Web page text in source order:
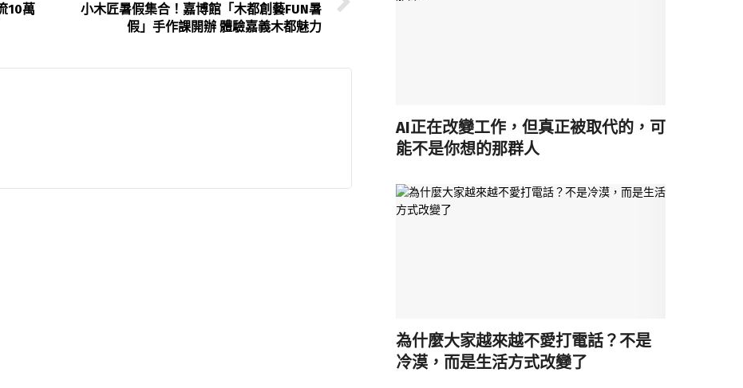
10萬
小木匠暑假集合！嘉博館「木都創藝FUN暑
假」手作課開辦 體驗嘉義木都魅力
AI正在改變工作，但真正被取代的，可
能不是你想的那群人
為什麼大家越來越不愛打電話？不是
冷漠，而是生活方式改變了